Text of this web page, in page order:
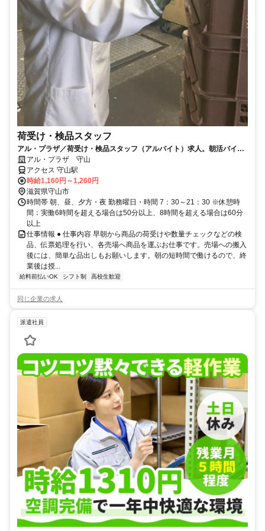
荷受け・検品スタッフ
アル・プラザ／荷受け・検品スタッフ（アルバイト）求人。朝活バイト
で元気に一日スタート
アル・プラザ 守山
アクセス 守山駅
時給1,160円～1,260円
滋賀県守山市
時間帯 朝、昼、夕方・夜 勤務曜日・時間 7：30～21：30 ※休憩時
間：実働6時間を超える場合は50分以上、8時間を超える場合は60分
以上
仕事情報 ● 仕事内容 早朝から商品の荷受けや数量チェックなどの検
品、伝票処理を行い、各売場へ商品を運ぶお仕事です。売場への搬入
後には、簡単な品出しもお願いします。朝の短時間で働けるので、終
業後は授...
給料前払いOK シフト制 高校生歓迎
同じ企業の求人
派遣社員